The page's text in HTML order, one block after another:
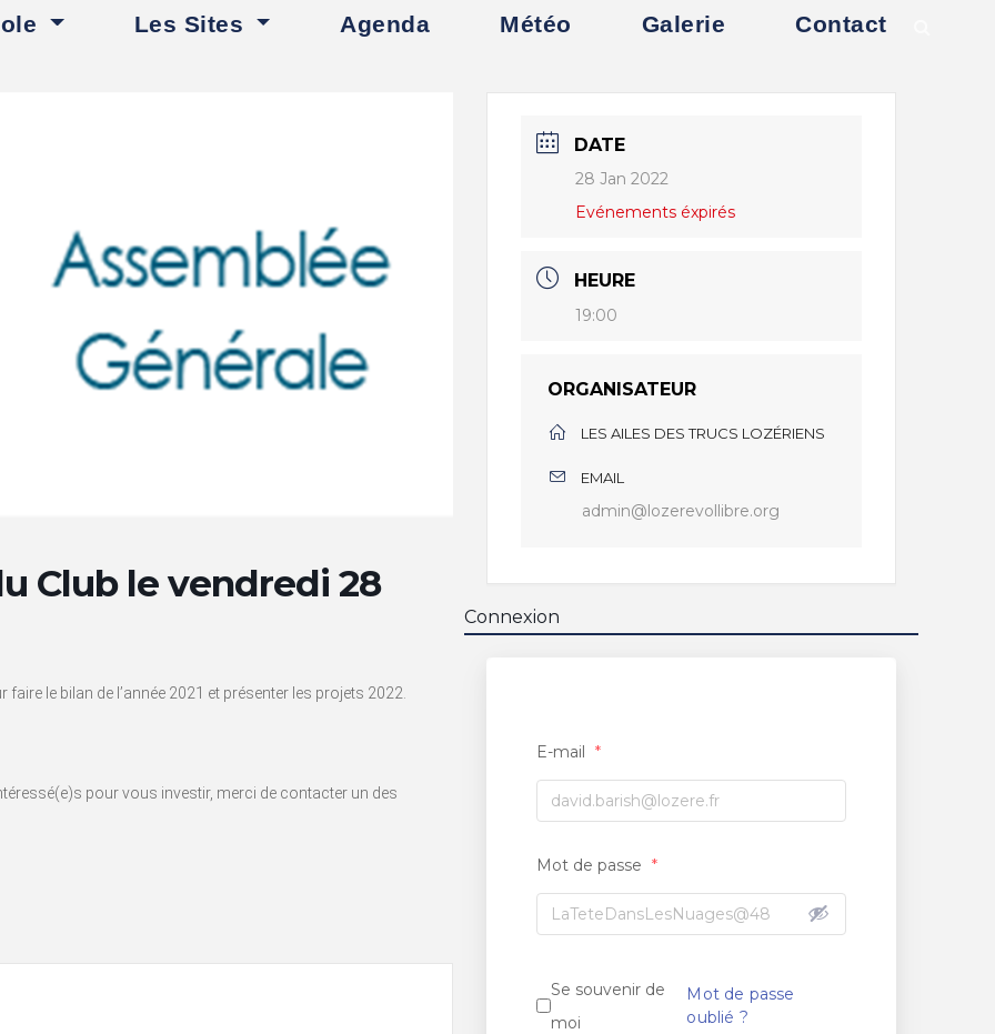
Les Sites Agenda Météo Galerie Contact
Club le vendredi 28
le bilan de l’année 2021 et présenter les projets 2022.
pour vous investir, merci de contacter un des
DATE
28 Jan 2022
Evénements éxpirés
HEURE
19:00
ORGANISATEUR
LES AILES DES TRUCS LOZÉRIENS
EMAIL
admin@lozerevollibre.org
Connexion
E-mail *
Mot de passe *
Se souvenir de
moi
Mot de passe
oublié ?